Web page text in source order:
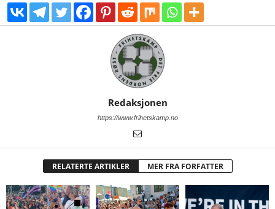
Redaksjonen
https://www.frihetskamp.no
RELATERTE ARTIKLER MER FRA FORFATTER